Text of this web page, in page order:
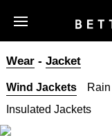
Wear- Jacket
Wind Jackets
Insulated Jackets